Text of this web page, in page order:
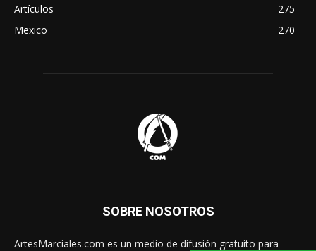
Artículos
275
Mexico
270
SOBRE NOSOTROS
ArtesMarciales.com es un medio de difusión gratuito para